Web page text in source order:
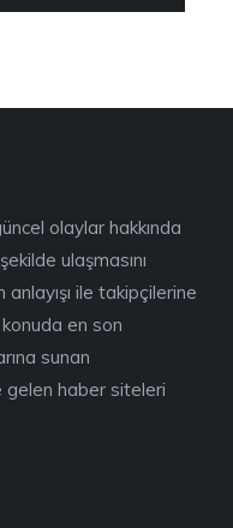
olaylar hakkında
ulaşmasını
ile takipçilerine
konuda en son
sunan
gelen haber siteleri